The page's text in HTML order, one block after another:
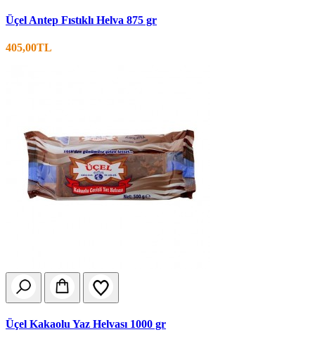
Üçel Antep Fıstıklı Helva 875 gr
405,00TL
Üçel Kakaolu Yaz Helvası 1000 gr